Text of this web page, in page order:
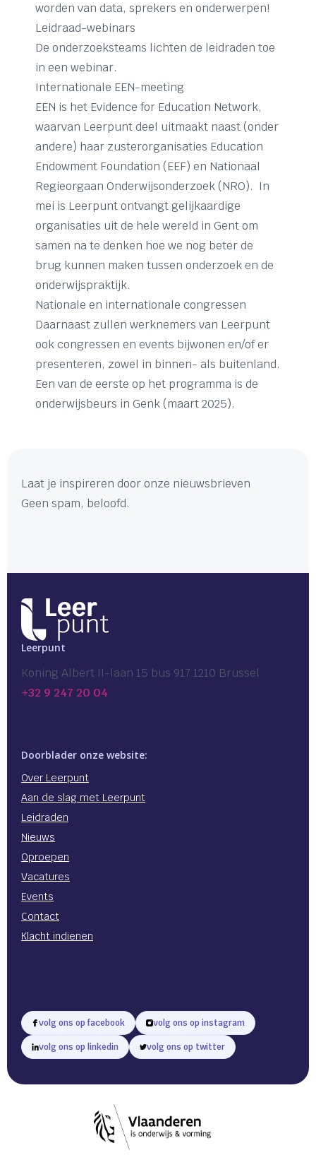
worden van data, sprekers en onderwerpen!
Leidraad-webinars
De onderzoeksteams lichten de leidraden toe
in een webinar.
Internationale EEN-meeting
EEN is het Evidence for Education Network,
waarvan Leerpunt deel uitmaakt naast (onder
andere) haar zusterorganisaties Education
Endowment Foundation (EEF) en Nationaal
Regieorgaan Onderwijsonderzoek (NRO). In
mei is Leerpunt ontvangt gelijkaardige
organisaties uit de hele wereld in Gent om
samen na te denken hoe we nog beter de
brug kunnen maken tussen onderzoek en de
onderwijspraktijk.
Nationale en internationale congressen
Daarnaast zullen werknemers van Leerpunt
ook congressen en events bijwonen en/of er
presenteren, zowel in binnen- als buitenland.
Een van de eerste op het programma is de
onderwijsbeurs in Genk (maart 2025).
Laat je inspireren door onze nieuwsbrieven
Geen spam, beloofd.
Leerpunt
Koning Albert II-laan 15 bus 917 1210 Brussel
+32 9 247 20 04
Doorblader onze website:
Over Leerpunt
Aan de slag met Leerpunt
Leidraden
Nieuws
Oproepen
Vacatures
Events
Contact
Klacht indienen
volg ons op facebook volg ons op instagram
volg ons op linkedin volg ons op twitter